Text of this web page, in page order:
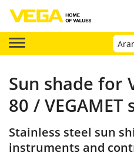
Sun shade for
80 / VEGAMET
Stainless steel sun
instruments and